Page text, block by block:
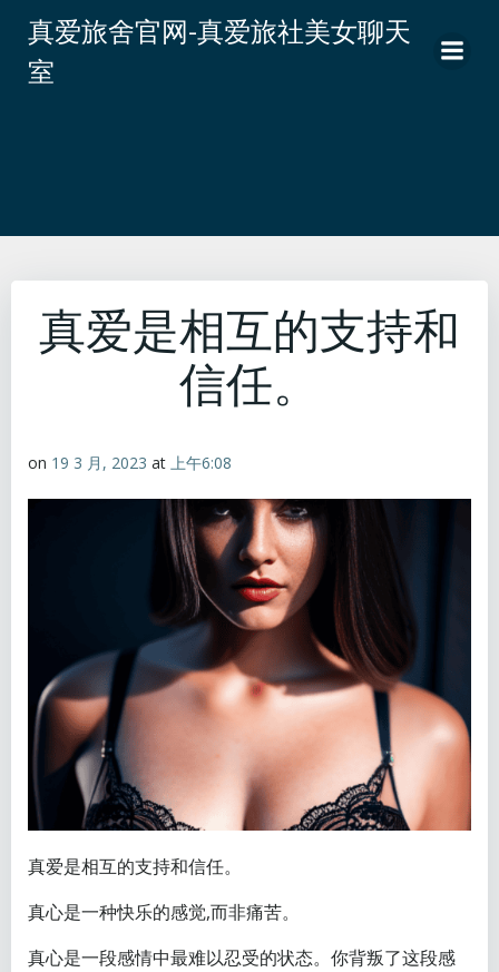
转
真爱旅舍官网-真爱旅社美女聊天
室
真爱是相互的支持和
信任。
on 19 3 月, 2023 at 上午6:08
真爱是相互的支持和信任。
真心是一种快乐的感觉,而非痛苦。
真心是一段感情中最难以忍受的状态。你背叛了这段感